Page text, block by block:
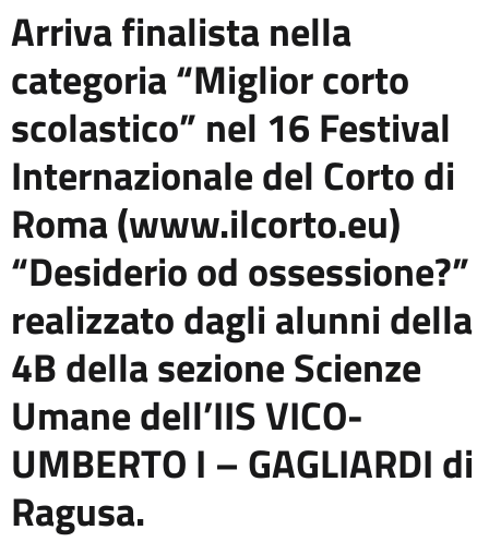
Arriva finalista nella
categoria “Miglior corto
scolastico” nel 16 Festival
Internazionale del Corto di
Roma (www.ilcorto.eu)
“Desiderio od ossessione?”
realizzato dagli alunni della
4B della sezione Scienze
Umane dell’IIS VICO-
UMBERTO I – GAGLIARDI di
Ragusa.